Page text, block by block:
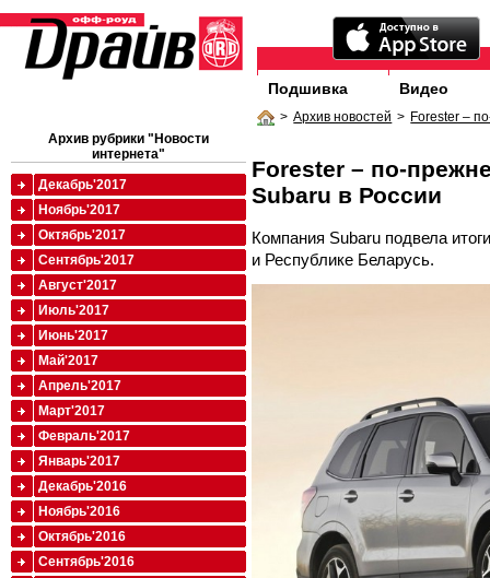
Подшивка Видео
> Архив новостей > Forester –
Forester – по-
Subaru в России
Компания Subaru подвела
и Республике Беларусь.
Архив рубрики "Новости
интернета"
Декабрь'2017
Ноябрь'2017
Октябрь'2017
Сентябрь'2017
Август'2017
Июль'2017
Июнь'2017
Май'2017
Апрель'2017
Март'2017
Февраль'2017
Январь'2017
Декабрь'2016
Ноябрь'2016
Октябрь'2016
Сентябрь'2016